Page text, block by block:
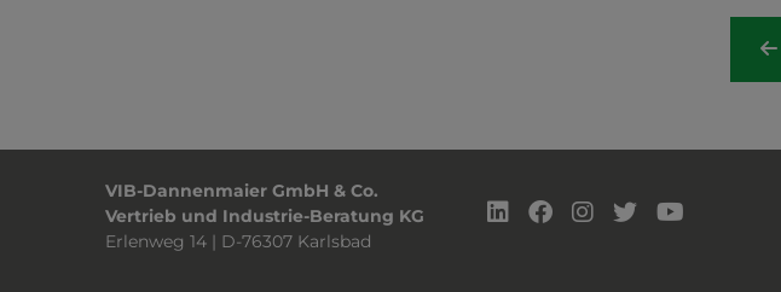
VIB-Dannenmaier GmbH & Co.
Vertrieb und Industrie-Beratung KG
Erlenweg 14 | D-76307 Karlsbad